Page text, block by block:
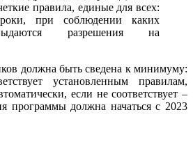
правила, единые для всех:
при соблюдении каких
разрешения на
должна быть сведена к минимуму:
установленным правилам,
если не соответствует –
программы должна начаться с 2023